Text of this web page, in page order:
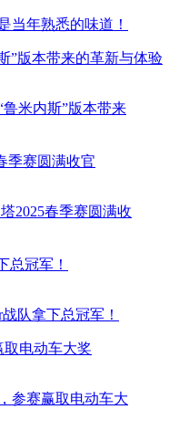
”版本带来的革新与体验
季赛圆满收官
总冠军！
取电动车大奖